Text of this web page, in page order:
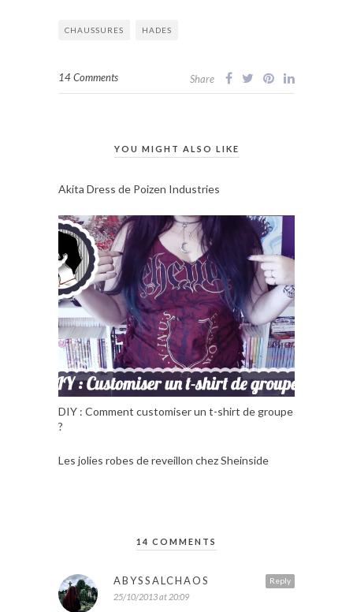
CHAUSSURES HADES
14 Comments Share
YOU MIGHT ALSO LIKE
Akita Dress de Poizen Industries
DIY : Comment customiser un t-shirt de groupe
?
Les jolies robes de reveillon chez Sheinside
14 COMMENTS
Reply
ABYSSALCHAOS
25/10/2013 at 20:09